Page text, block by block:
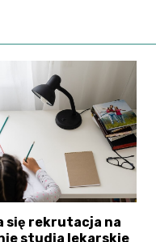
się rekrutacja na
studia lekarskie